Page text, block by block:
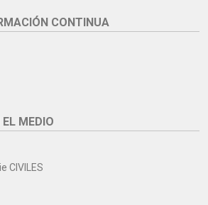
CONTINUA
MEDIO
CIVILES